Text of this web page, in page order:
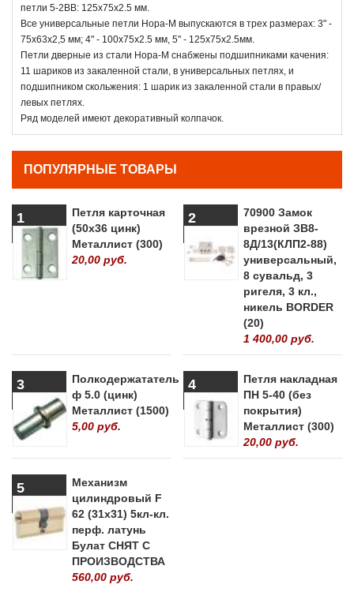
петли 5-2ВВ: 125x75х2.5 мм.
Все универсальные петли Нора-М выпускаются в трех размерах: 3" -
75х63х2,5 мм; 4" - 100x75х2.5 мм, 5" - 125x75х2.5мм.
Петли дверные из стали Нора-М снабжены подшипниками качения:
11 шариков из закаленной стали, в универсальных петлях, и
подшипником скольжения: 1 шарик из закаленной стали в правых/
левых петлях.
Ряд моделей имеют декоративный колпачок.
ПОПУЛЯРНЫЕ ТОВАРЫ
1
Петля карточная
(50х36 цинк)
Металлист (300)
20,00 руб.
2
70900 Замок
врезной ЗВ8-
8Д/13(КЛП2-88)
универсальный,
8 сувальд, 3
ригеля, 3 кл.,
никель BORDER
(20)
1 400,00 руб.
3
Полкодержататель
ф 5.0 (цинк)
Металлист (1500)
5,00 руб.
4
Петля накладная
ПН 5-40 (без
покрытия)
Металлист (300)
20,00 руб.
5
Механизм
цилиндровый F
62 (31х31) 5кл-кл.
перф. латунь
Булат СНЯТ С
ПРОИЗВОДСТВА
560,00 руб.